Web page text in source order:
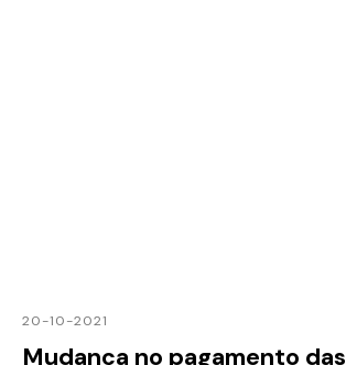
20-10-2021
Mudança no pagamento das